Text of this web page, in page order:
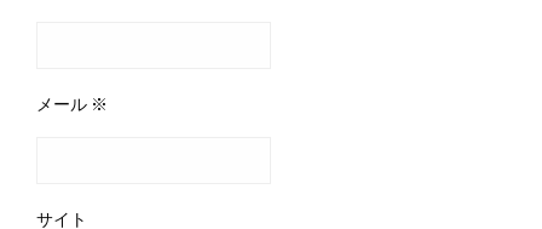
メール ※
サイト